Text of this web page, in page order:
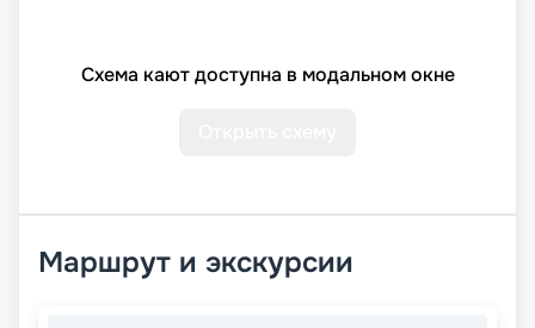
Схема кают доступна в модальном окне
Маршрут и экскурсии